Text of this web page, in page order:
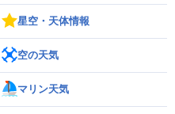
星空・天体情報
空の天気
マリン天気